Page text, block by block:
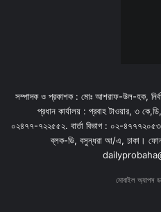
সম্পাদক ও প্রকাশক : মোঃ আশরাফ-উল-হক,
প্রধান কার্যালয় : প্রবাহ টাওয়ার, ৩
০২৪৭৭-৭২২৫৫২. বার্তা বিভাগ : ০২-
ব্লক-ডি, বসুন্ধরা আ/এ, ঢাকা।
মোবাইল অ্যাপস